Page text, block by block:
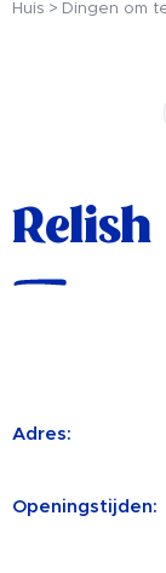
Huis Dingen om
Adres:
Openingstijden: